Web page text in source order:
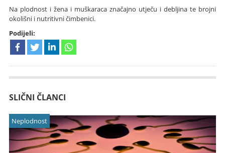
Na plodnost i žena i muškaraca značajno utječu i debljina te brojni
okolišni i nutritivni čimbenici.
Podijeli:
SLIČNI ČLANCI
Neplodnost